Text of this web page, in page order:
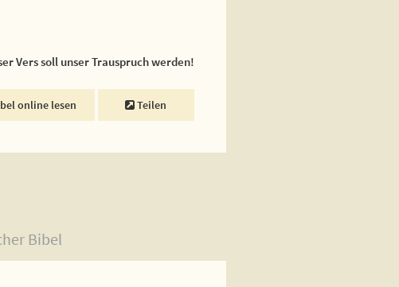
Vers soll unser Trauspruch werden!
online lesen Teilen
Bibel